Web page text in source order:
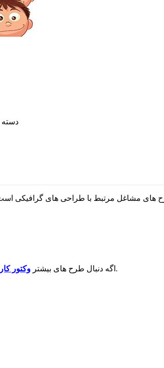
دسته
اگه دنبال طرح های بیشتر وکتور هستی حتما بقیه وکتور های سایت رو نگاه کن.